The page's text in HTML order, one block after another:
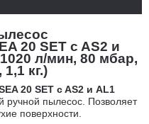
20 SET c AS2 и
л/мин, 80 мбар,
кг.)
20 SET c AS2 и AL1
ручной пылесос. Позволяет
поверхности.